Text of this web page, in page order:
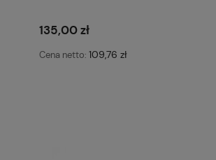
135,00 zł
Cena netto: 109,76 zł